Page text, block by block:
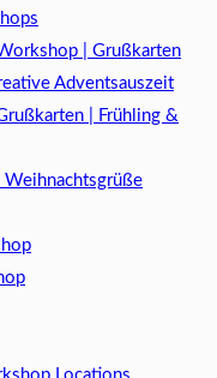
| Grußkarten
Adventsauszeit
| Frühling &